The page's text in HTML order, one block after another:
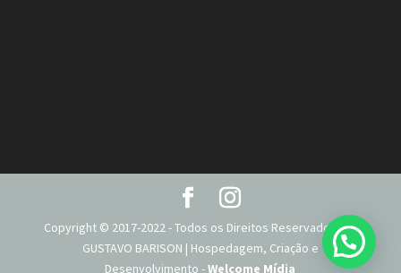
Copyright © 2017-2022 - Todos os Direitos Reservados DR.
GUSTAVO BARISON | Hospedagem, Criação e
Desenvolvimento -Welcome Mídia